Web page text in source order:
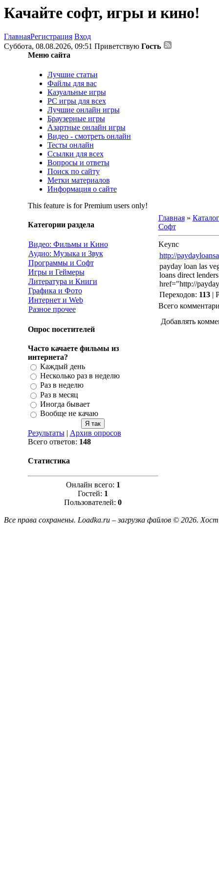
Качайте софт, игры и кино!
ГлавнаяРегистрация Вход
Суббота, 08.08.2026, 09:51 Приветствую Гость
Меню сайта
Лучшие статьи
Файлы для вас
Казуальные игры
PC игры для всех
Лучшие онлайн игры
Браузерные игры
Азартные онлайн игры
Видео - смотреть онлайн
Тесты онлайн
Ссылки для всех
Вопросы и ответы
Поиск по сайту
Метки материалов
Информация о сайте
This feature is for Premium users only!
Категории раздела
Видео: Фильмы и Кино
Аудио: Музыка и Звук
Программы и Софт
Игры и Геймеры
Литература и Книги
Графика и Фото
Интернет и Web
Разное прочее
Опрос посетителей
Часто качаете фильмы из
интернета?
Каждый день
Несколько раз в неделю
Раз в неделю
Раз в месяц
Иногда бывает
Вообще не качаю
Результаты| Архив опросов
Всего ответов: 148
Статистика
Онлайн всего: 1
Гостей: 1
Пользователей: 0
Главная»
Софт
Keync
http://
payday loan las
loans direct
href="http://
Переходов: 113|
Всего
Добавлять
Все права сохранены. Loadka.ru – загрузка файлов © 2026.